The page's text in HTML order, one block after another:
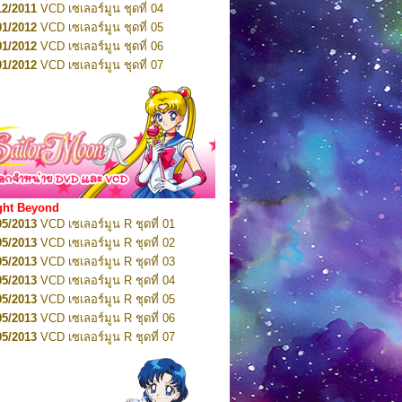
2016 DVD เซเลอร์มูน คริสตัล VOL.6
2016DVD เซเลอร์มูน คริสตัล VOL.7
2016DVD เซเลอร์มูน คริสตัล VOL.8
2017 DVD เซเลอร์มูน คริสตัล Box-Set
2011 VCD เซเลอร์มูน ชุดที่ 04
2012 VCD เซเลอร์มูน ชุดที่ 05
2012 VCD เซเลอร์มูน ชุดที่ 06
2012 VCD เซเลอร์มูน ชุดที่ 07
VCD เซเลอร์มูน ชุดที่ 08
VCD เซเลอร์มูน ชุดที่ 09
VCD เซเลอร์มูน ชุดที่ 10
2012VCD เซเลอร์มูน ชุดที่ 11
2012VCD เซเลอร์มูน ชุดที่ 12
2012VCD เซเลอร์มูน ชุดที่ 13
2012VCD เซเลอร์มูน ชุดที่ 14
2012 VCD เซเลอร์มูน ชุดที่ 15
VCD เซเลอร์มูน ชุดที่ 16
VCD เซเลอร์มูน ชุดที่ 17
VCD เซเลอร์มูน ชุดที่ 18
VCD เซเลอร์มูน ชุดที่ 19
VCD เซเลอร์มูน ชุดที่ 20
VCD เซเลอร์มูน ชุดที่ 21
VCD เซเลอร์มูน ชุดที่ 22
VCD เซเลอร์มูน ชุดที่ 23
DVD เซเลอร์มูน ชุดที่ 01
Beyond
2013 VCD เซเลอร์มูน R ชุดที่ 01
2013 VCD เซเลอร์มูน R ชุดที่ 02
2013 VCD เซเลอร์มูน R ชุดที่ 03
2013 VCD เซเลอร์มูน R ชุดที่ 04
2013 VCD เซเลอร์มูน R ชุดที่ 05
2013 VCD เซเลอร์มูน R ชุดที่ 06
2013 VCD เซเลอร์มูน R ชุดที่ 07
VCD เซเลอร์มูน R ชุดที่ 08
VCD เซเลอร์มูน R ชุดที่ 09
VCD เซเลอร์มูน R ชุดที่ 10